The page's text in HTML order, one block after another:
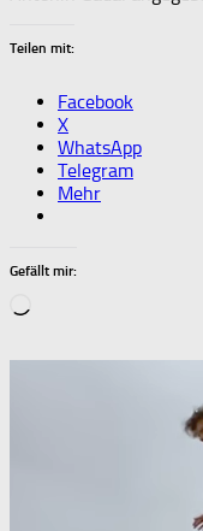
Teilen mit:
Facebook
X
WhatsApp
Telegram
Mehr
Gefällt mir: